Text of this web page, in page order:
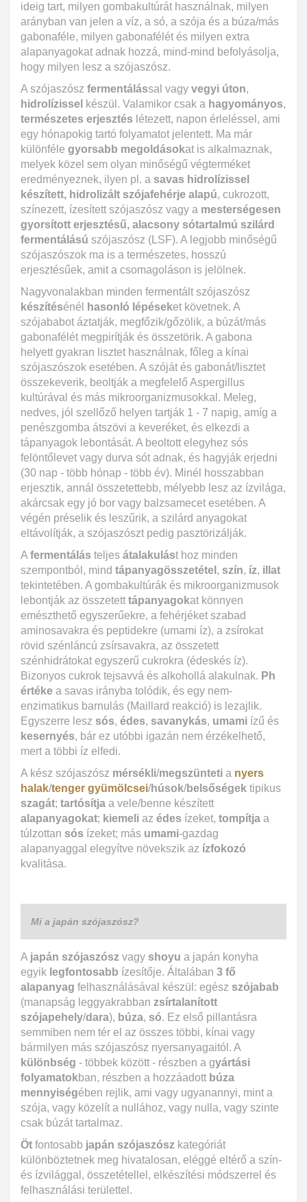
ideig tart, milyen gombakultúrát használnak, milyen
arányban van jelen a víz, a só, a szója és a búza/más
gabonaféle, milyen gabonafélét és milyen extra
alapanyagokat adnak hozzá, mind-mind befolyásolja,
hogy milyen lesz a szójaszósz.
A szójaszósz fermentálással vagy vegyi úton,
hidrolízissel készül. Valamikor csak a hagyományos,
természetes erjesztés létezett, napon érleléssel, ami
egy hónapokig tartó folyamatot jelentett. Ma már
különféle gyorsabb megoldásokat is alkalmaznak,
melyek közel sem olyan minőségű végterméket
eredményeznek, ilyen pl. a savas hidrolízissel
készített, hidrolizált szójafehérje alapú, cukrozott,
színezett, ízesített szójaszósz vagy a mesterségesen
gyorsított erjesztésű, alacsony sótartalmú szilárd
fermentálású szójaszósz (LSF). A legjobb minőségű
szójaszószok ma is a természetes, hosszú
erjesztésűek, amit a csomagoláson is jelölnek.
Nagyvonalakban minden fermentált szójaszósz
készítésénél hasonló lépéseket követnek. A
szójababot áztatják, megfőzik/gőzölik, a búzát/más
gabonafélét megpirítják és összetörik. A gabona
helyett gyakran lisztet használnak, főleg a kínai
szójaszószok esetében. A szóját és gabonát/lisztet
összekeverik, beoltják a megfelelő Aspergillus
kultúrával és más mikroorganizmusokkal. Meleg,
nedves, jól szellőző helyen tartják 1 - 7 napig, amíg a
penészgomba átszövi a keveréket, és elkezdi a
tápanyagok lebontását. A beoltott elegyhez sós
felöntőlevet vagy durva sót adnak, és hagyják erjedni
(30 nap - több hónap - több év). Minél hosszabban
erjesztik, annál összetettebb, mélyebb lesz az ízvilága,
akárcsak egy jó bor vagy balzsamecet esetében. A
végén préselik és leszűrik, a szilárd anyagokat
eltávolítják, a szójaszószt pedig pasztörizálják.
A fermentálás teljes átalakulást hoz minden
szempontból, mind tápanyagösszetétel , szín, íz, illat
tekintetében. A gombakultúrák és mikroorganizmusok
lebontják az összetett tápanyagokat könnyen
emészthető egyszerűekre, a fehérjéket szabad
aminosavakra és peptidekre (umami íz), a zsírokat
rövid szénláncú zsírsavakra, az összetett
szénhidrátokat egyszerű cukrokra (édeskés íz).
Bizonyos cukrok tejsavvá és alkohollá alakulnak. Ph
értéke a savas irányba tolódik, és egy nem-
enzimatikus barnulás (Maillard reakció) is lezajlik.
Egyszerre lesz sós, édes, savanykás, umami ízű és
kesernyés, bár ez utóbbi igazán nem érzékelhető,
mert a többi íz elfedi.
A kész szójaszósz mérsékli/megszünteti a nyers
halak/tenger gyümölcsei/húsok/belsőségek tipikus
szagát; tartósítja a vele/benne készített
alapanyagokat; kiemeli az édes ízeket, tompítja a
túlzottan sós ízeket; más umami-gazdag
alapanyaggal elegyítve növekszik az ízfokozó
kvalitása.
Mi a japán szójaszósz?
A japán szójaszósz vagy shoyu a japán konyha
egyik legfontosabb ízesítője. Általában 3 fő
alapanyag felhasználásával készül: egész szójabab
(manapság leggyakrabban zsírtalanított
szójapehely/dara), búza, só. Ez első pillantásra
semmiben nem tér el az összes többi, kínai vagy
bármilyen más szójaszósz nyersanyagaitól. A
különbség - többek között - részben a gyártási
folyamatokban, részben a hozzáadott búza
mennyiségében rejlik, ami vagy ugyanannyi, mint a
szója, vagy közelít a nullához, vagy nulla, vagy szinte
csak búzát tartalmaz.
Öt fontosabb japán szójaszósz kategóriát
különböztetnek meg hivatalosan, eléggé eltérő a szín-
és ízvilággal, összetétellel, elkészítési módszerrel és
felhasználási területtel.